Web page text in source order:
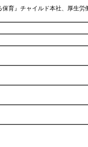
育』チャイルド本社、厚生労